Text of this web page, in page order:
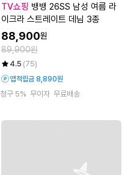
TV쇼핑
이크라 스트레이트 데님 3종
88,900원
89,900원
4.5 (75)
앱적립금 8,890원
청구 5% 무이자 무료배송